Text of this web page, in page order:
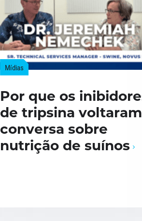
Mídias
Por que os
de tripsina
conversa sobre
nutrição de suínos